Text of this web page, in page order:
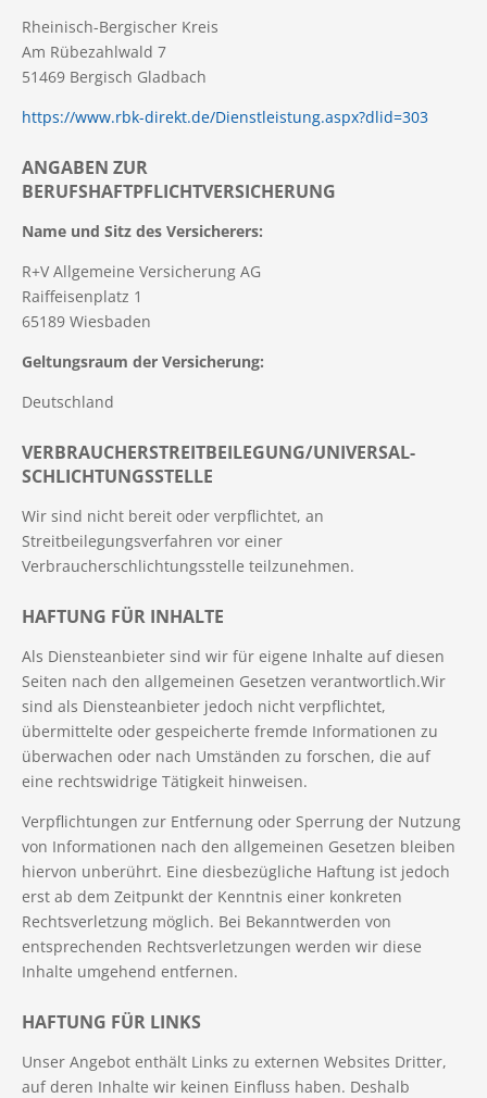
Rheinisch-Bergischer Kreis
Am Rübezahlwald 7
51469 Bergisch Gladbach
https://www.rbk-direkt.de/Dienstleistung.aspx?dlid=303
ANGABEN ZUR
BERUFSHAFTPFLICHTVERSICHERUNG
Name und Sitz des Versicherers:
R+V Allgemeine Versicherung AG
Raiffeisenplatz 1
65189 Wiesbaden
Geltungsraum der Versicherung:
Deutschland
VERBRAUCHER­STREIT­BEILEGUNG/UNIVERSAL­
SCHLICHTUNGS­STELLE
Wir sind nicht bereit oder verpflichtet, an
Streitbeilegungsverfahren vor einer
Verbraucherschlichtungsstelle teilzunehmen.
HAFTUNG FÜR INHALTE
Als Diensteanbieter sind wir für eigene Inhalte auf diesen
Seiten nach den allgemeinen Gesetzen verantwortlich.Wir
sind als Diensteanbieter jedoch nicht verpflichtet,
übermittelte oder gespeicherte fremde Informationen zu
überwachen oder nach Umständen zu forschen, die auf
eine rechtswidrige Tätigkeit hinweisen.
Verpflichtungen zur Entfernung oder Sperrung der Nutzung
von Informationen nach den allgemeinen Gesetzen bleiben
hiervon unberührt. Eine diesbezügliche Haftung ist jedoch
erst ab dem Zeitpunkt der Kenntnis einer konkreten
Rechtsverletzung möglich. Bei Bekanntwerden von
entsprechenden Rechtsverletzungen werden wir diese
Inhalte umgehend entfernen.
HAFTUNG FÜR LINKS
Unser Angebot enthält Links zu externen Websites Dritter,
auf deren Inhalte wir keinen Einfluss haben. Deshalb